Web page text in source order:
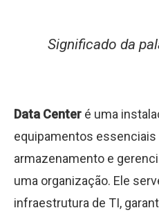
Significado da
Data Center é uma
equipamentos
armazenamento e
uma organização. Ele
infraestrutura de TI,